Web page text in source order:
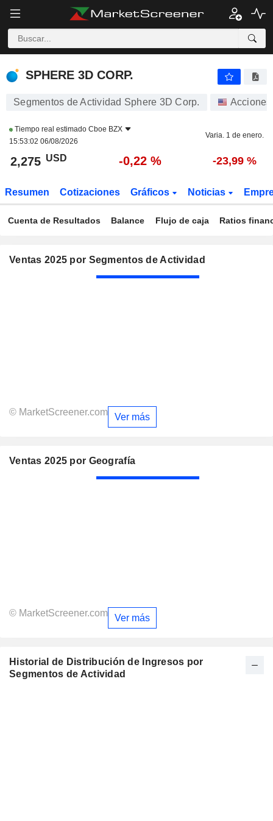
SPHERE 3D CORP.
SPHERE 3D CORP.
Segmentos de Actividad Sphere 3D Corp. Acciones
Tiempo real estimado Cboe BZX
15:53:02 06/08/2026
Varia. 1 de enero.
2,275 USD -0,22 % -23,99 %
Resumen Cotizaciones Gráficos Noticias
Cuenta de Resultados Balance Flujo de caja Ratios
Ventas 2025 por Segmentos de Actividad
© MarketScreener.com Ver más
Ventas 2025 por Geografía
© MarketScreener.com Ver más
Historial de Distribución de Ingresos por
Segmentos de Actividad